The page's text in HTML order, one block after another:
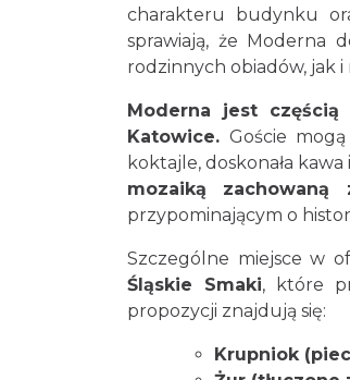
charakteru budynku
sprawiają, że Moderna
rodzinnych obiadów, jak
Moderna jest
Katowice. Goście
koktajle, doskonała
mozaiką
przypominającym o
Szczególne miejsce w
Śląskie Smaki, które
propozycji znajdują się:
Krupniok